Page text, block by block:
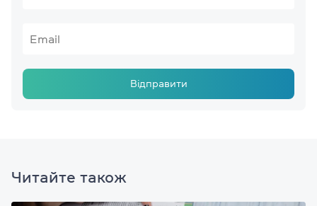
Відправити
Читайте також